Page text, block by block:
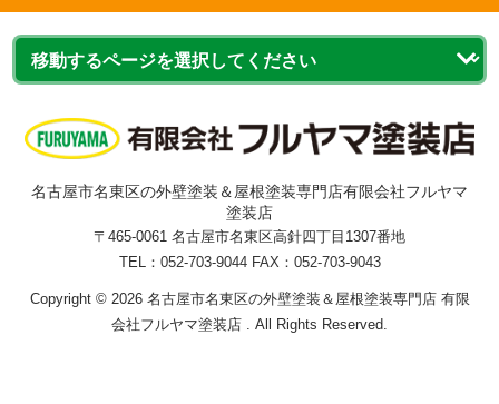
名古屋市名東区の外壁塗装＆屋根塗装専門店有限会社フルヤマ
塗装店
〒465-0061 名古屋市名東区高針四丁目1307番地
TEL： 052-703-9044 FAX：052-703-9043
Copyright © 2026 名古屋市名東区の外壁塗装＆屋根塗装専門店 有限
会社フルヤマ塗装店 . All Rights Reserved.